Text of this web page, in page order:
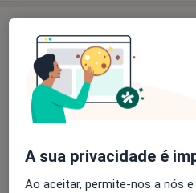
Biopsia Estereotaxica
Detalhes
Craniotomia Para Biopsia
Craniotomia Para Tumor
A sua privacidade é
Ao aceitar, permite-nos a nós